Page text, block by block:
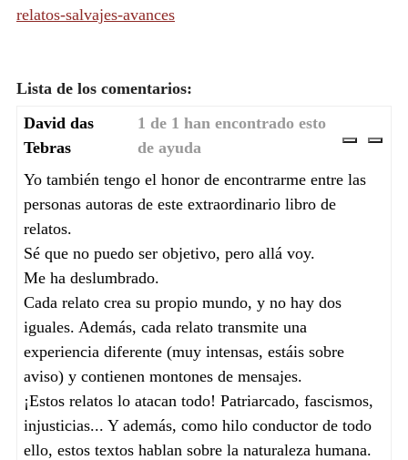
relatos-salvajes-avances
Lista de los comentarios:
David das
Tebras
1 de 1 han encontrado esto
de ayuda
Yo también tengo el honor de encontrarme entre las
personas autoras de este extraordinario libro de
relatos.
Sé que no puedo ser objetivo, pero allá voy.
Me ha deslumbrado.
Cada relato crea su propio mundo, y no hay dos
iguales. Además, cada relato transmite una
experiencia diferente (muy intensas, estáis sobre
aviso) y contienen montones de mensajes.
¡Estos relatos lo atacan todo! Patriarcado, fascismos,
injusticias... Y además, como hilo conductor de todo
ello, estos textos hablan sobre la naturaleza humana.